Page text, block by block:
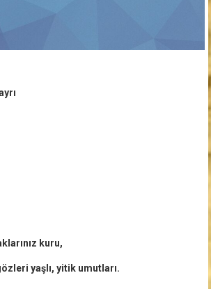
kuru,
yaşlı, yitik umutları.